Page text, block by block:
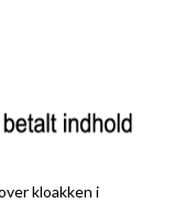
kloakken i